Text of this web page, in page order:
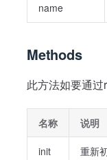
name
Methods
此方法如要通
名称 说明
init 重新